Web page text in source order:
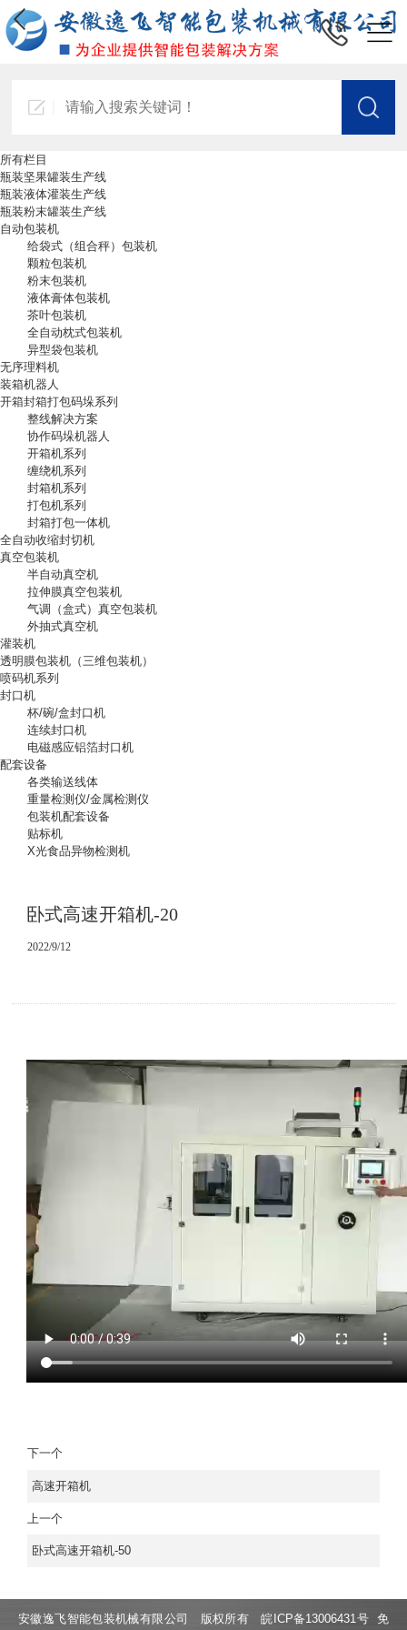
所有栏目
瓶装坚果罐装生产线
瓶装液体灌装生产线
瓶装粉末罐装生产线
自动包装机
给袋式（组合秤）包装机
颗粒包装机
粉末包装机
液体膏体包装机
茶叶包装机
全自动枕式包装机
异型袋包装机
无序理料机
装箱机器人
开箱封箱打包码垛系列
整线解决方案
协作码垛机器人
开箱机系列
缠绕机系列
封箱机系列
打包机系列
封箱打包一体机
全自动收缩封切机
真空包装机
半自动真空机
拉伸膜真空包装机
气调（盒式）真空包装机
外抽式真空机
灌装机
透明膜包装机（三维包装机）
喷码机系列
封口机
杯/碗/盒封口机
连续封口机
电磁感应铝箔封口机
配套设备
各类输送线体
重量检测仪/金属检测仪
包装机配套设备
贴标机
X光食品异物检测机
卧式高速开箱机-20
2022/9/12
下一个
高速开箱机
上一个
卧式高速开箱机-50
安徽逸飞智能包装机械有限公司 版权所有皖ICP备13006431号 免